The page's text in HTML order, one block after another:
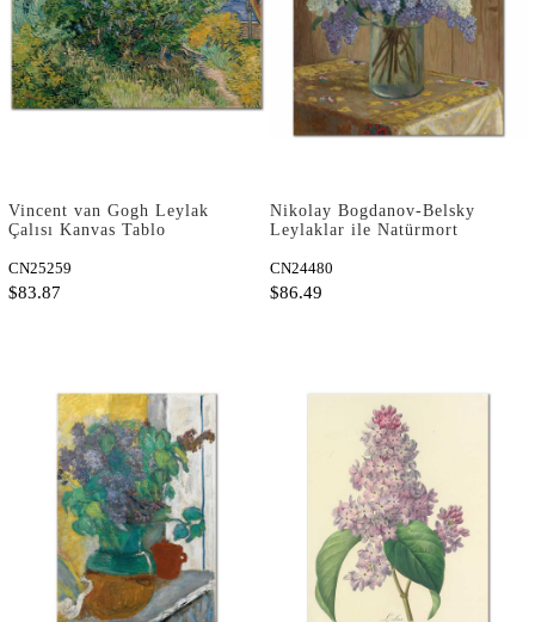
Vincent van Gogh Leylak
Çalısı Kanvas Tablo
CN25259
$83.87
Nikolay Bogdanov-Belsky
Leylaklar ile Natürmort
CN24480
$86.49